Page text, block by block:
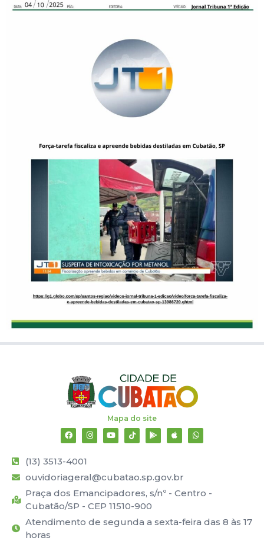
Mapa do site
(13) 3513-4001
ouvidoriageral@cubatao.sp.gov.br
Praça dos Emancipadores, s/nº - Centro -
Cubatão/SP - CEP 11510-900
Atendimento de segunda a sexta-feira das 8 às 17
horas